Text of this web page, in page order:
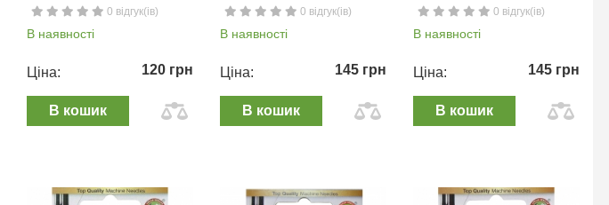
0 відгук(ів)
В наявності
Ціна: 120 грн
В кошик
0 відгук(ів)
В наявності
Ціна: 145 грн
В кошик
0 відгук(ів)
В наявності
Ціна: 145 грн
В кошик